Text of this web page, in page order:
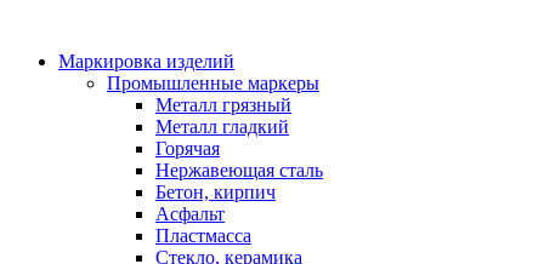
Маркировка изделий
Промышленные маркеры
Металл грязный
Металл гладкий
Горячая
Нержавеющая сталь
Бетон, кирпич
Асфальт
Пластмасса
Стекло, керамика